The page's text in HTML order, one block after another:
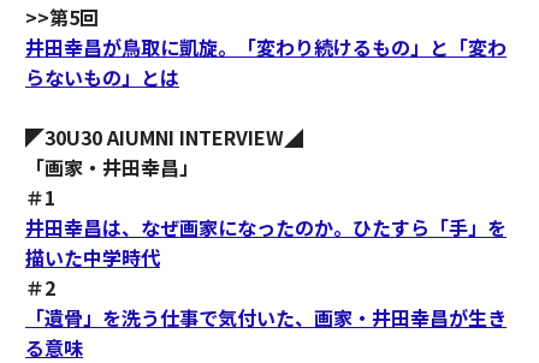
>>第5回
井田幸昌が鳥取に凱旋。「変わり続けるもの」と「変わ
らないもの」とは
◤30U30 AIUMNI INTERVIEW◢
「画家・井田幸昌」
＃1
井田幸昌は、なぜ画家になったのか。ひたすら「手」を
描いた中学時代
＃2
「遺骨」を洗う仕事で気付いた、画家・井田幸昌が生き
る意味